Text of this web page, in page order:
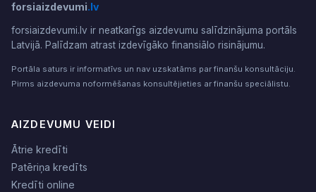
forsiaizdevumi.lv
forsiaizdevumi.lv ir neatkarīgs aizdevumu salīdzinājuma portāls
Latvijā. Palīdzam atrast izdevīgāko finansiālo risinājumu.
Portāla saturs ir informatīvs un nav uzskatāms par finanšu konsultāciju.
Pirms aizdevuma noformēšanas konsultējieties ar finanšu speciālistu.
AIZDEVUMU VEIDI
Ātrie kredīti
Patēriņa kredīts
Kredīti online